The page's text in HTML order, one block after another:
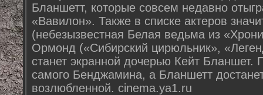
Бланшетт, которые совсем недавно
«Вавилон». Также в списке актеров
(небезызвестная Белая ведьма из
Ормонд («Сибирский цирюльник»,
станет экранной дочерью Кейт Бланшет.
самого Бенджамина, а Бланшетт
возлюбленной. cinema.ya1.ru